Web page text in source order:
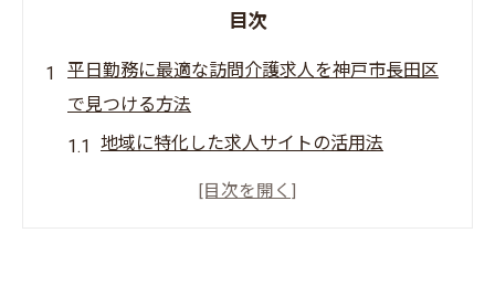
目次
平日勤務に最適な訪問介護求人を神戸市長田区
で見つける方法
地域に特化した求人サイトの活用法
効率的な求人検索のステップ